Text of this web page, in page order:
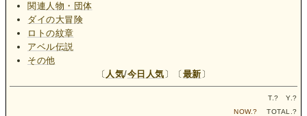
関連人物・団体
ダイの大冒険
ロトの紋章
アベル伝説
その他
〔 人気/今日人気 〕〔 最新 〕
T.? Y.?
NOW.? TOTAL.?